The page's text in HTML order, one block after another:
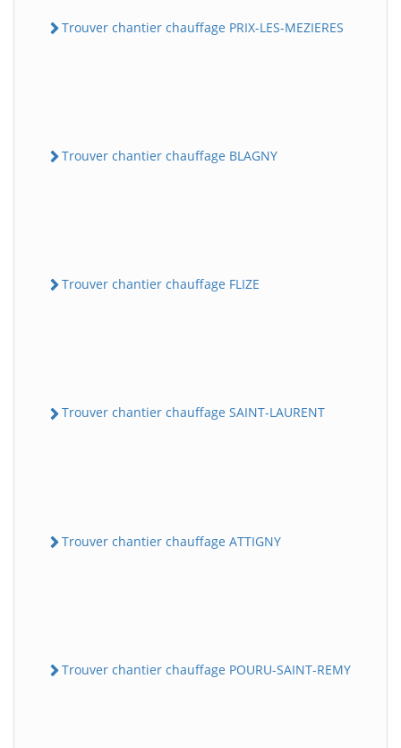
Trouver chantier chauffage PRIX-LES-MEZIERES
Trouver chantier chauffage BLAGNY
Trouver chantier chauffage FLIZE
Trouver chantier chauffage SAINT-LAURENT
Trouver chantier chauffage ATTIGNY
Trouver chantier chauffage POURU-SAINT-REMY